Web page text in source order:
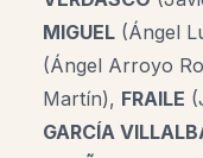
MIGUEL (Ángel
(Ángel Arroyo
Martín), FRAILE
GARCÍA